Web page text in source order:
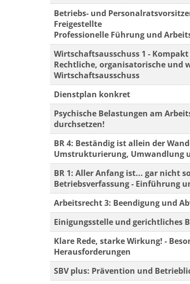
Betriebs- und
Freigestellte
Professionelle Führung und
Wirtschaftsausschuss 1 - Kompakt
Rechtliche, organisatorische und
Wirtschaftsausschuss
Dienstplan konkret
Psychische Belastungen am
durchsetzen!
BR 4: Beständig ist allein der
Umstrukturierung, Umwandlung
BR 1: Aller Anfang ist... gar nicht
Betriebsverfassung - Einführung
Arbeitsrecht 3: Beendigung und
Einigungsstelle und gerichtliches
Klare Rede, starke Wirkung! -
Herausforderungen
SBV plus: Prävention und